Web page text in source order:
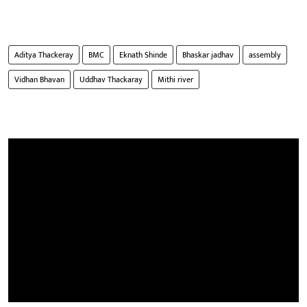
Aditya Thackeray BMC Eknath Shinde Bhaskar jadhav
assembly
Vidhan Bhavan
Uddhav Thackaray Mithi river